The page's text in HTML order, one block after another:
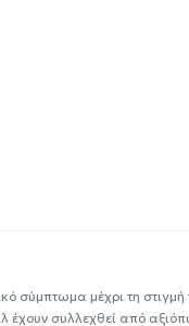
μέχρι τη στιγμή
έχουν συλλεχθεί από